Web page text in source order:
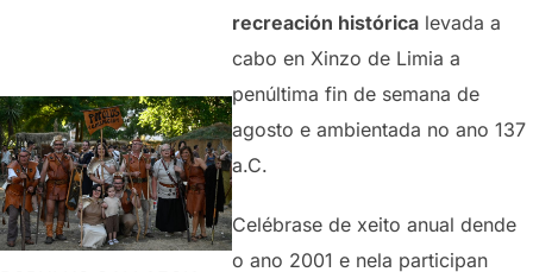
recreación histórica levada a
cabo en Xinzo de Limia a
penúltima fin de semana de
agosto e ambientada no ano 137
a.C.
Celébrase de xeito anual dende
o ano 2001 e nela participan